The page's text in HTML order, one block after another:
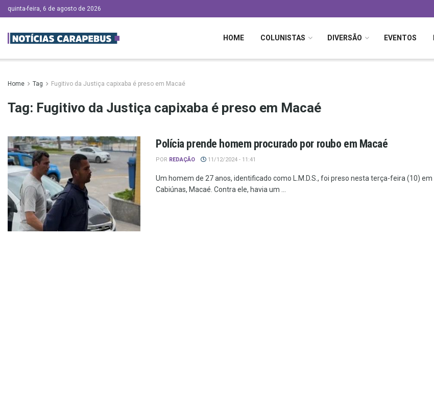
quinta-feira, 6 de agosto de 2026
HOME COLUNISTAS DIVERSÃO EVENTOS
Home Tag Fugitivo da Justiça capixaba é preso em Macaé
Tag: Fugitivo da Justiça capixaba é preso em Macaé
Polícia prende homem procurado por roubo em Macaé
POR REDAÇÃO 11/12/2024 - 11:41
Um homem de 27 anos, identificado como L.M.D.S., foi preso nesta terça-feira (10) em
Cabiúnas, Macaé. Contra ele, havia um ...